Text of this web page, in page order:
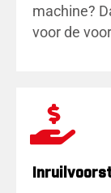
machine?
voor de